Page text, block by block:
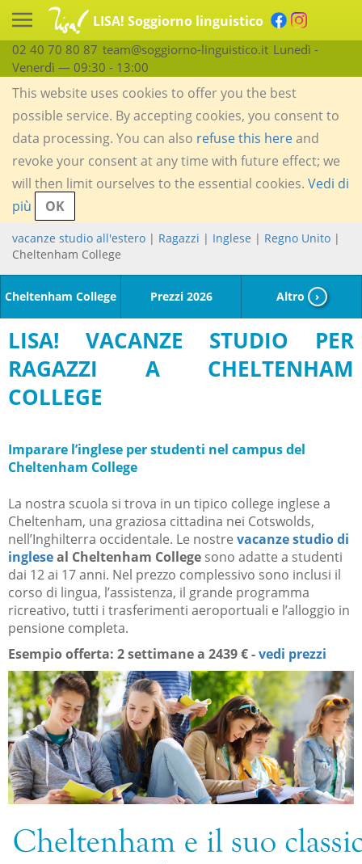
LISA! Soggiorno linguistico
02 40 70 80 87 team@soggiorno-linguistico.it Lunedì -
Venerdì — 09:30 - 13:00
This website uses cookies to offer you the best
possible service. By accepting cookies, you consent to
data processing. You can also refuse this hereand
revoke your consent at any time with future effect; we
will then limit ourselves to the essential cookies. Vedi di
più
OK
vacanze studio all'estero | Ragazzi | Inglese | Regno Unito |
Cheltenham College
Cheltenham College Prezzi 2026 Altro ›
LISA! VACANZE STUDIO PER
RAGAZZI A CHELTENHAM
COLLEGE
Imparare l’inglese per studenti nel campus del
Cheltenham College
La nostra scuola si trova in un tipico college inglese a
Cheltenham, una graziosa cittadina nei Cotswolds,
nell’Inghilterra occidentale. Le nostre vacanze studio di
ingleseal Cheltenham College sono adatte a studenti
dai 12 ai 17 anni. Nel prezzo complessivo sono inclusi il
corso di lingua, l’assistenza, il grande programma
ricreativo, tutti i trasferimenti aeroportuali e l’alloggio in
pensione completa.
Esempio offerta: 2 settimane a 2439 € -vedi prezzi